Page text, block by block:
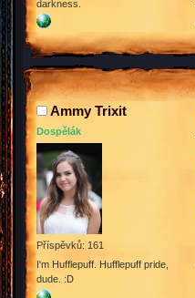
darkness.
Ammy Trixit
Dospělák
Příspěvků: 161
I'm Hufflepuff. Hufflepuff pride,
dude. :D